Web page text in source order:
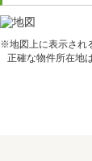
※地図上に表示され
正確な物件所在地